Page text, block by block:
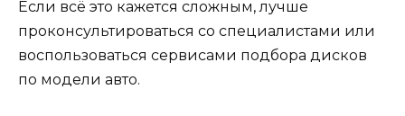
Если всё это кажется сложным, лучше
проконсультироваться со специалистами или
воспользоваться сервисами подбора дисков
по модели авто.